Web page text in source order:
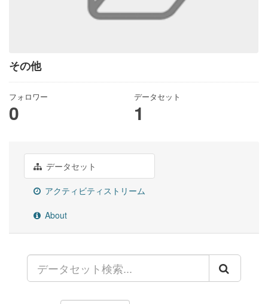
その他
フォロワー
0
データセット
1
データセット
アクティビティストリーム
About